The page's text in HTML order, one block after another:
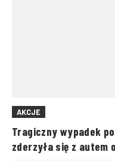
AKCJE
Tragiczny wypadek
zderzyła się z autem